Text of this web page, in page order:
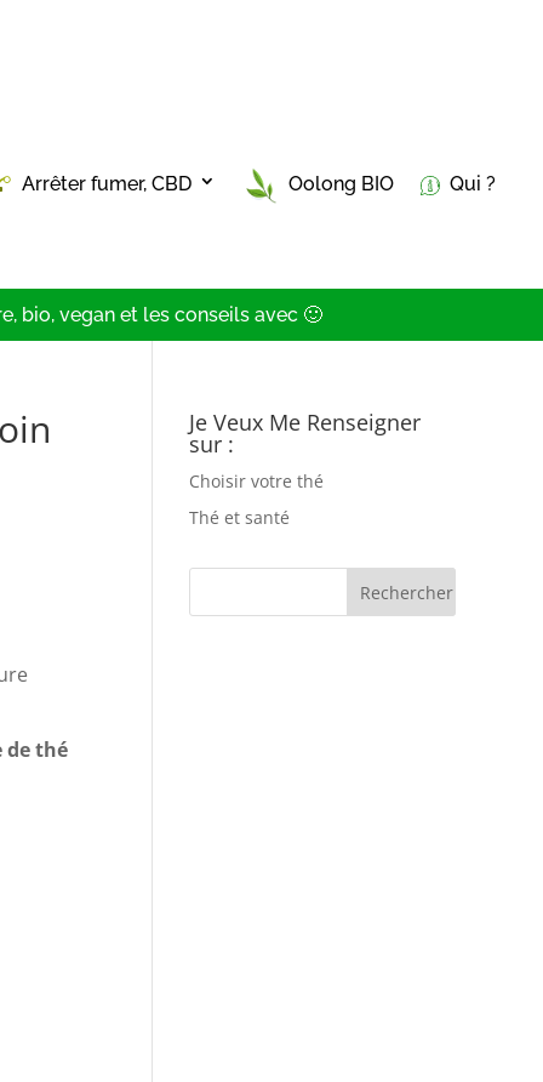
Arrêter fumer, CBD Oolong BIO Qui ?
bio, vegan et les conseils avec 🙂
de thé
Je Veux Me Renseigner
sur :
Choisir votre thé
Thé et santé